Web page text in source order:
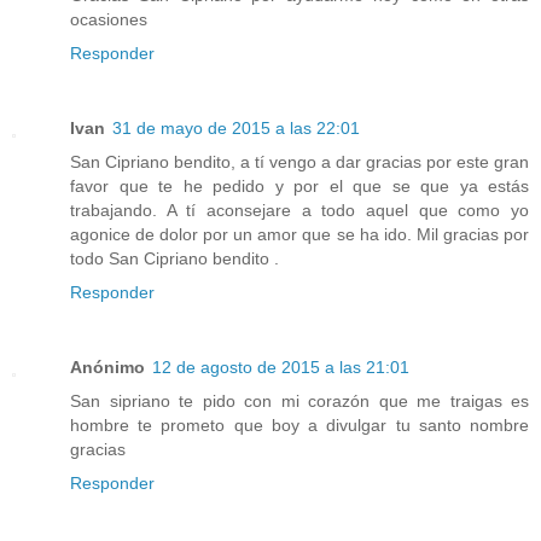
ocasiones
Responder
Ivan 31 de mayo de 2015 a las 22:01
San Cipriano bendito, a tí vengo a dar gracias por este gran
favor que te he pedido y por el que se que ya estás
trabajando. A tí aconsejare a todo aquel que como yo
agonice de dolor por un amor que se ha ido. Mil gracias por
todo San Cipriano bendito .
Responder
Anónimo 12 de agosto de 2015 a las 21:01
San sipriano te pido con mi corazón que me traigas es
hombre te prometo que boy a divulgar tu santo nombre
gracias
Responder